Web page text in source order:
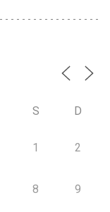
S D
1 2
8 9